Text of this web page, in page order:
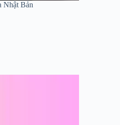
Nhật Bản